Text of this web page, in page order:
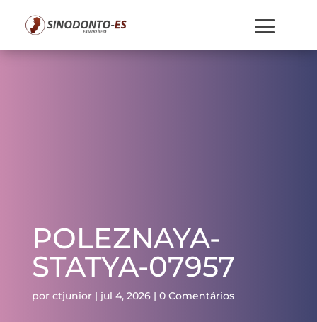
POLEZNAYA-
STATYA-07957
por ctjunior| jul 4, 2026| 0 Comentários